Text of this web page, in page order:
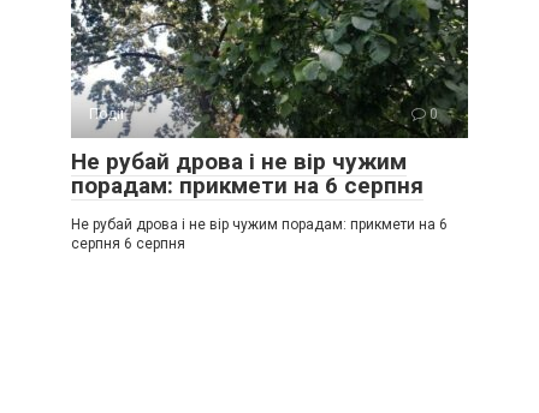
Події 0
Не рубай дрова і не вір чужим
порадам: прикмети на 6 серпня
Не рубай дрова і не вір чужим порадам: прикмети на 6
серпня 6 серпня